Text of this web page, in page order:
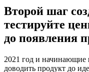
Второй шаг
тестируйте
до появления
2021 год и начинающие
доводить продукт до